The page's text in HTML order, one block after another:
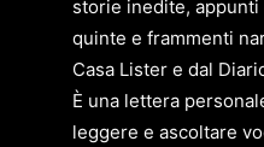
storie inedite,
quinte e frammenti
Casa Lister e dal
È una lettera
leggere e ascoltare